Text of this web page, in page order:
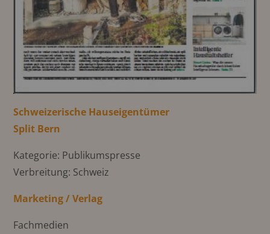
Schweizerische Hauseigentümer
Split Bern
Kategorie: Publikumspresse
Verbreitung: Schweiz
Marketing / Verlag
Fachmedien